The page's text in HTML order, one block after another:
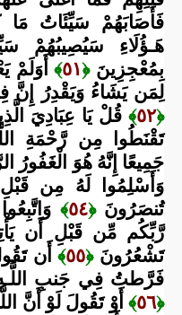
فَأَصَابَهُمْ سَيِّئَاتُ مَا
هَـؤُلَاءِ سَيُصِيبُهُمْ
بِمُعْجِزِينَ﴿٥١﴾أَوَلَمْ
لِمَن يَشَاءُ وَيَقْدِرُ إِنَّ
﴿٥٢﴾ قُلْ يَا عِبَادِيَ
تَقْنَطُوا مِن رَّحْمَةِ
جَمِيعًا إِنَّهُ هُوَ الْغَفُورُ
وَأَسْلِمُوا لَهُ مِن
تُنصَرُونَ﴿٥٤﴾
رَّبِّكُم مِّن قَبْلِ أَن
تَشْعُرُونَ﴿٥٥﴾أَن
فَرَّطتُ فِي جَنبِ
﴿٥٦﴾ أَوْ تَقُولَ لَوْ أَنَّ